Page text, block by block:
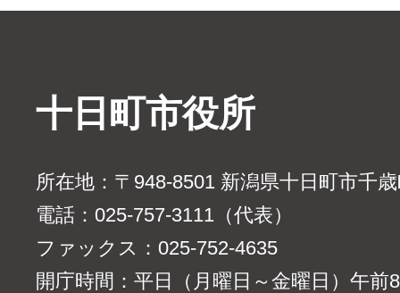
十日町市役所
所在地：〒948-8501 新潟県十日町市千
電話：025-757-3111（代表）
ファックス：025-752-4635
開庁時間：平日（月曜日～金曜日）午前